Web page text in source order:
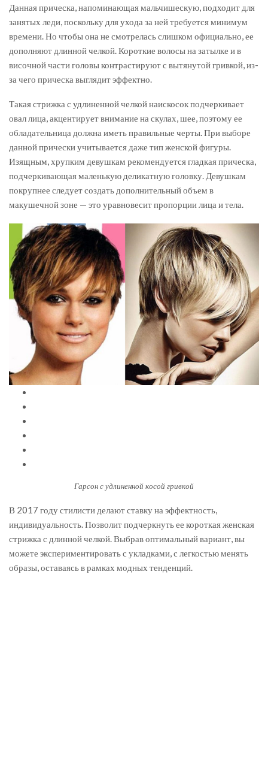
Данная прическа, напоминающая мальчишескую, подходит для
занятых леди, поскольку для ухода за ней требуется минимум
времени. Но чтобы она не смотрелась слишком официально, ее
дополняют длинной челкой. Короткие волосы на затылке и в
височной части головы контрастируют с вытянутой гривкой, из-
за чего прическа выглядит эффектно.
Такая стрижка с удлиненной челкой наискосок подчеркивает
овал лица, акцентирует внимание на скулах, шее, поэтому ее
обладательница должна иметь правильные черты. При выборе
данной прически учитывается даже тип женской фигуры.
Изящным, хрупким девушкам рекомендуется гладкая прическа,
подчеркивающая маленькую деликатную головку. Девушкам
покрупнее следует создать дополнительный объем в
макушечной зоне — это уравновесит пропорции лица и тела.
Гарсон с удлиненной косой гривкой
В 2017 году стилисти делают ставку на эффектность,
индивидуальность. Позволит подчеркнуть ее короткая женская
стрижка с длинной челкой. Выбрав оптимальный вариант, вы
можете экспериментировать с укладками, с легкостью менять
образы, оставаясь в рамках модных тенденций.